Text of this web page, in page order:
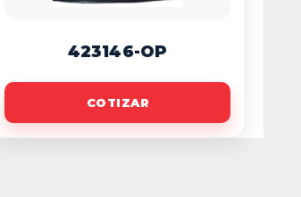
423146-OP
COTIZAR